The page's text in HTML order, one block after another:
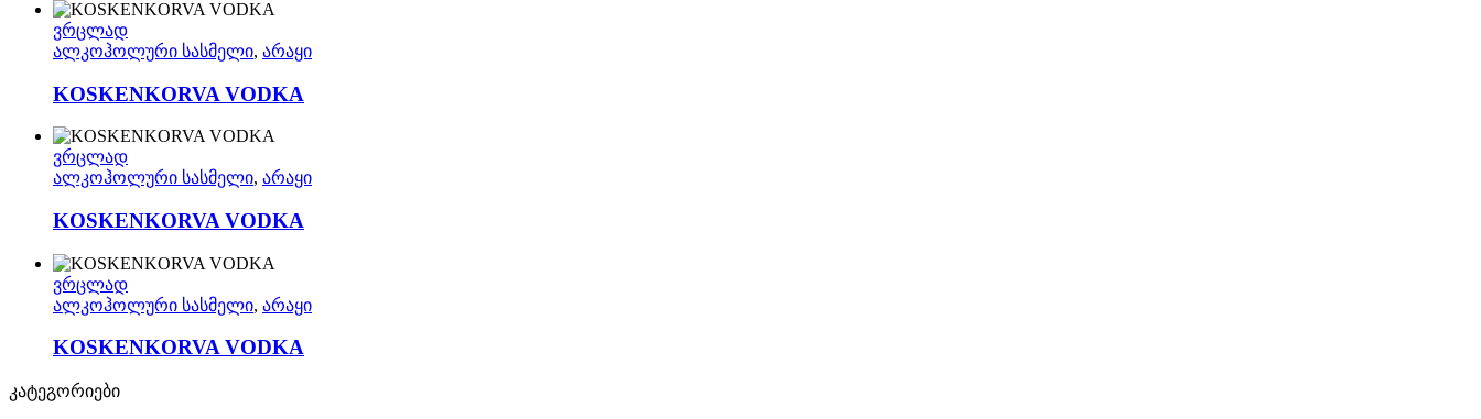
ვრცლად
ალკოჰოლური სასმელი, არაყი
KOSKENKORVA VODKA
ვრცლად
ალკოჰოლური სასმელი, არაყი
KOSKENKORVA VODKA
ვრცლად
ალკოჰოლური სასმელი, არაყი
KOSKENKORVA VODKA
კატეგორიები